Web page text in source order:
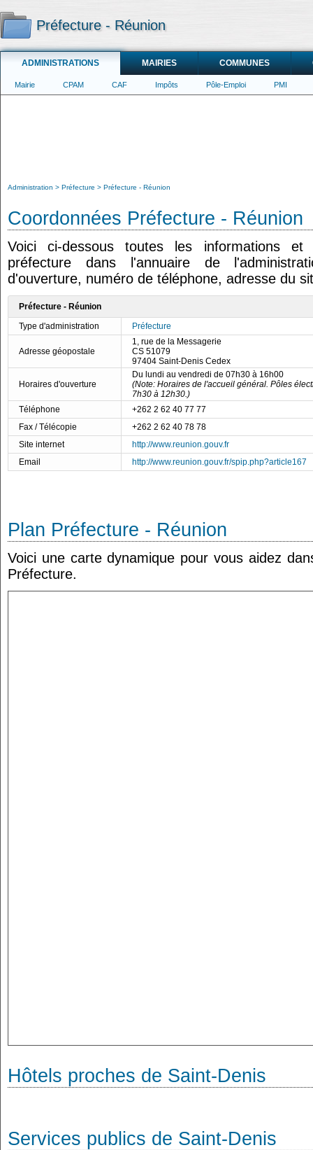
Préfecture - Réunion
ADMINISTRATIONS MAIRIES COMMUNES
Mairie CPAM CAF Impôts Pôle-Emploi PMI
Administration Préfecture Préfecture - Réunion
Coordonnées Préfecture - Réunion
Voici ci-dessous toutes les informations et
préfecture dans l'annuaire de
d'ouverture, numéro de téléphone, adresse du
Préfecture - Réunion
Type d'administration
Préfecture
Adresse géopostale
1, rue de la Messagerie
CS 51079
97404 Saint-Denis Cedex
Horaires d'ouverture
Du lundi au vendredi de 07h30 à 16h00
(Note: Horaires de l'accueil général. Pôles
7h30 à 12h30.)
Téléphone
+262 2 62 40 77 77
Fax / Télécopie
+262 2 62 40 78 78
Site internet
http://www.reunion.gouv.fr
Email
http://www.reunion.gouv.fr/spip.php?article167
Plan Préfecture - Réunion
Voici une carte dynamique pour vous aidez
Préfecture.
Hôtels proches de Saint-Denis
Services publics de Saint-Denis